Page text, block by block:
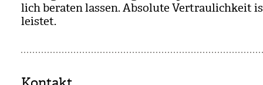
lich bera­ten las­sen. Abso­lute Ver­trau­lich­keit
leis­tet.